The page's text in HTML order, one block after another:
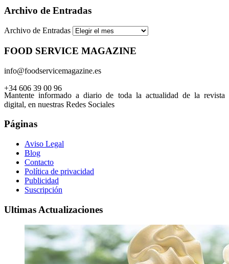
Archivo de Entradas
Archivo de Entradas
FOOD SERVICE MAGAZINE
info@foodservicemagazine.es
+34 606 39 00 96
Mantente informado a diario de toda la actualidad de la revista
digital, en nuestras Redes Sociales
Páginas
Aviso Legal
Blog
Contacto
Política de privacidad
Publicidad
Suscripción
Ultimas Actualizaciones